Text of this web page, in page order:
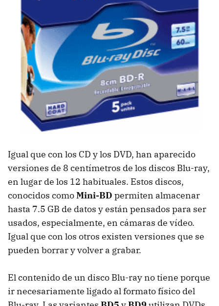
Igual que con los CD y los DVD, han aparecido
versiones de 8 centímetros de los discos Blu-ray,
en lugar de los 12 habituales. Estos discos,
conocidos comoMini-BD permiten almacenar
hasta 7.5 GB de datos y están pensados para ser
usados, especialmente, en cámaras de vídeo.
Igual que con los otros existen versiones que se
pueden borrar y volver a grabar.
El contenido de un disco Blu-ray no tiene porque
ir necesariamente ligado al formato físico del